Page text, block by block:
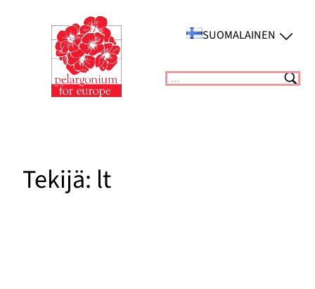
SUOMALAINEN
Suchen
Tekijä: lt